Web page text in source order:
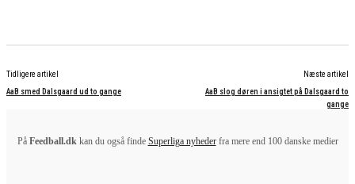
Tidligere artikel
AaB smed Dalsgaard ud to gange
Næste artikel
AaB slog døren i ansigtet på Dalsgaard to
gange
På Feedball.dkkan du også finde Superliga nyhederfra mere end 100 danske medier